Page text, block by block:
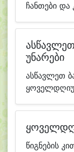
ჩანთები და
უნარები
ასწავლეთ
წიგნების